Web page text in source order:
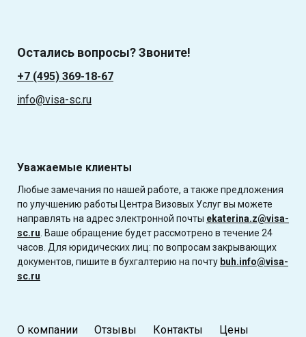
Остались вопросы? Звоните!
+7 (495) 369-18-67
info@visa-sc.ru
Уважаемые клиенты
Любые замечания по нашей работе, а также предложения
по улучшению работы Центра Визовых Услуг вы можете
направлять на адрес электронной почты ekaterina.z@visa-
sc.ru . Ваше обращение будет рассмотрено в течение 24
часов. Для юридических лиц: по вопросам закрывающих
документов, пишите в бухгалтерию на почту buh.info@visa-
sc.ru
О компании Отзывы Контакты
Цены